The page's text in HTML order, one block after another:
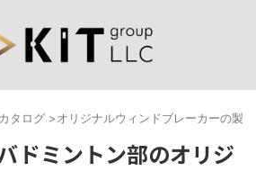
タログ >オリジナルウィンドブレーカーの製
ドミントン部のオリジ